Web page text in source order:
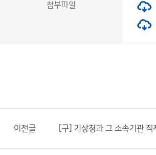
첨부파일
이전글 [구] 기상청과 그 소속기관